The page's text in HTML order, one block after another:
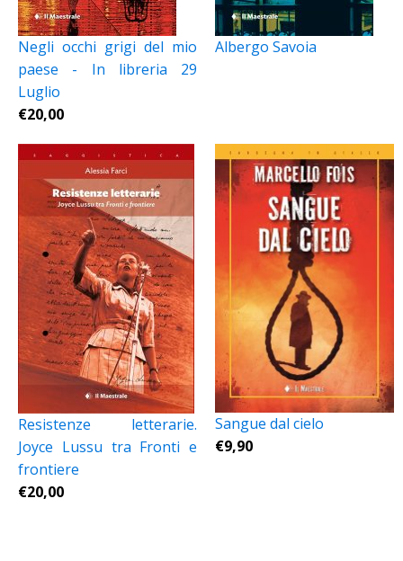
Negli occhi grigi del mio
paese - In libreria 29
Luglio
€20,00
Albergo Savoia
Resistenze letterarie.
Joyce Lussu tra Fronti e
frontiere
€20,00
Sangue dal cielo
€9,90